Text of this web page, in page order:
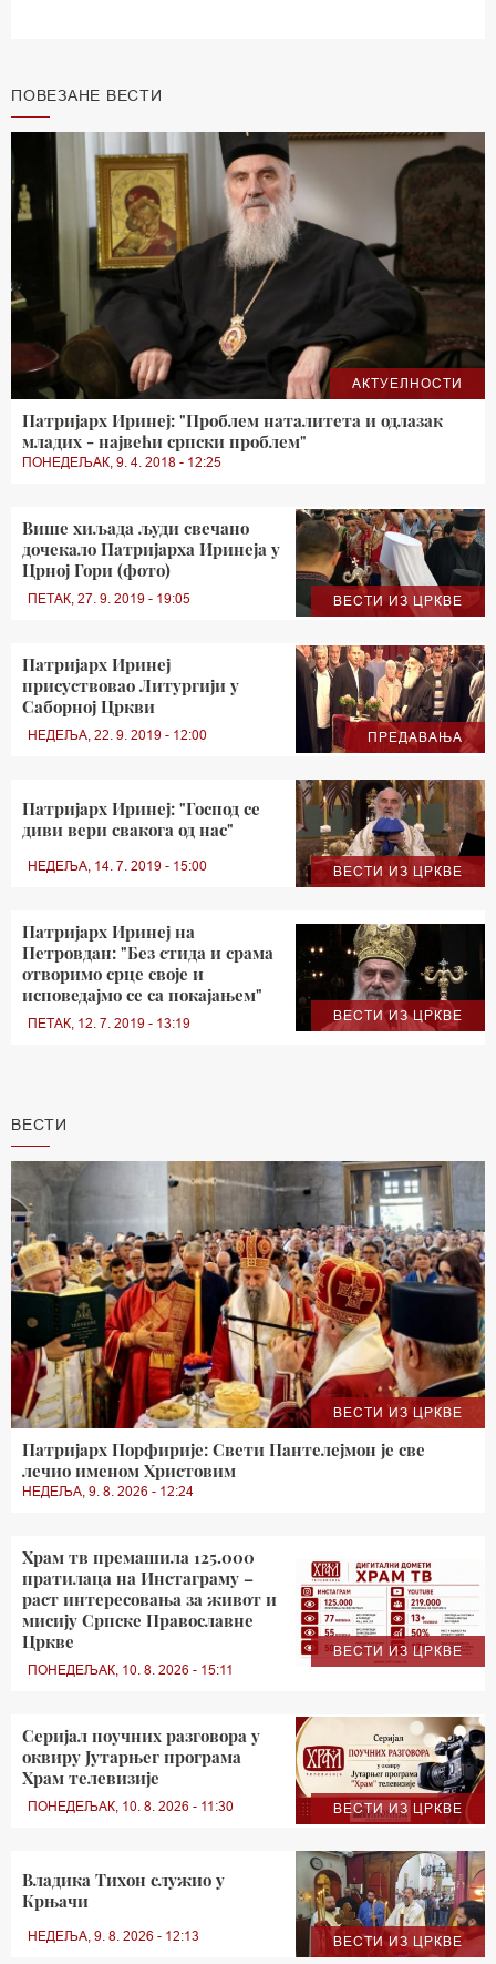
ПОВЕЗАНЕ ВЕСТИ
АКТУЕЛНОСТИ
Патријарх Иринеј: "Проблем наталитета и одлазак
младих - највећи српски проблем"
ПОНЕДЕЉАК, 9. 4. 2018 - 12:25
ВЕСТИ ИЗ ЦРКВЕ
Више хиљада људи свечано
дочекало Патријарха Иринеја у
Црној Гори (фото)
ПЕТАК, 27. 9. 2019 - 19:05
ПРЕДАВАЊА
Патријарх Иринеј
присуствовао Литургији у
Саборној Цркви
НЕДЕЉА, 22. 9. 2019 - 12:00
ВЕСТИ ИЗ ЦРКВЕ
Патријарх Иринеј: "Господ се
диви вери свакога од нас"
НЕДЕЉА, 14. 7. 2019 - 15:00
ВЕСТИ ИЗ ЦРКВЕ
Патријарх Иринеј на
Петровдан: "Без стида и срама
отворимо срце своје и
исповедајмо се са покајањем"
ПЕТАК, 12. 7. 2019 - 13:19
ВЕСТИ
ВЕСТИ ИЗ ЦРКВЕ
Патријарх Порфирије: Свети Пантелејмон је све
лечио именом Христовим
НЕДЕЉА, 9. 8. 2026 - 12:24
ВЕСТИ ИЗ ЦРКВЕ
Храм тв премашила 125.000
пратилаца на Инстаграму –
раст интересовања за живот и
мисију Српске Православне
Цркве
ПОНЕДЕЉАК, 10. 8. 2026 - 15:11
ВЕСТИ ИЗ ЦРКВЕ
Серијал поучних разговора у
оквиру Јутарњег програма
Храм телевизије
ПОНЕДЕЉАК, 10. 8. 2026 - 11:30
ВЕСТИ ИЗ ЦРКВЕ
Владика Тихон служио у
Крњачи
НЕДЕЉА, 9. 8. 2026 - 12:13